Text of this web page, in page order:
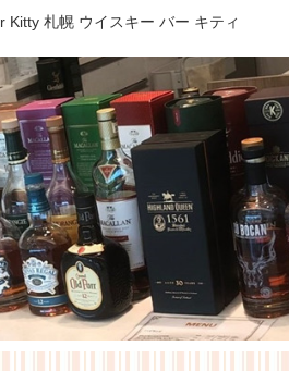
Kitty 札幌 ウイスキー バー キティ